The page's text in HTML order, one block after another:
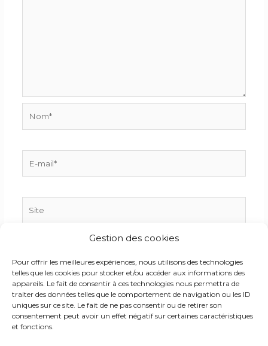
Gestion des cookies
Pour offrir les meilleures expériences, nous utilisons des technologies
telles que les cookies pour stocker et/ou accéder aux informations des
appareils. Le fait de consentir à ces technologies nous permettra de
traiter des données telles que le comportement de navigation ou les ID
uniques sur ce site. Le fait de ne pas consentir ou de retirer son
consentement peut avoir un effet négatif sur certaines caractéristiques
et fonctions.
mail*
le navigateur pour mon prochain commentaire.